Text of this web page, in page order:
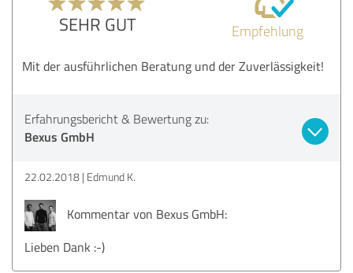
SEHR GUT Empfehlung
Mit der ausführlichen Beratung und der Zuverlässigkeit!
Erfahrungsbericht & Bewertung zu:
Bexus GmbH
22.02.2018 Edmund K.
Kommentar von Bexus GmbH:
Lieben Dank :-)